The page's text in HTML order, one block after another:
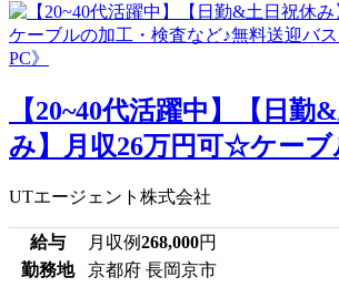
【20~40代活躍中】【日勤
み】月収26万円可☆ケーブ
UTエージェント株式会社
給与 月収例268,000円
勤務地
京都府 長岡京市